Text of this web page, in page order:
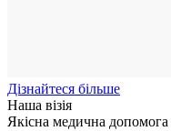
Дізнайтеся більше
Наша візія
Якісна медична допомога